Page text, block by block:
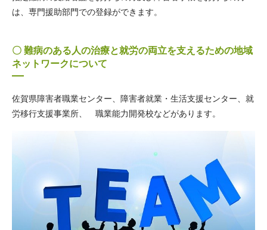
は、専門援助部門での登録ができます。
〇 難病のある人の治療と就労の両立を支えるための地域
ネットワークについて
佐賀県障害者職業センター、障害者就業・生活支援センター、就
労移行支援事業所、 職業能力開発校などがあります。